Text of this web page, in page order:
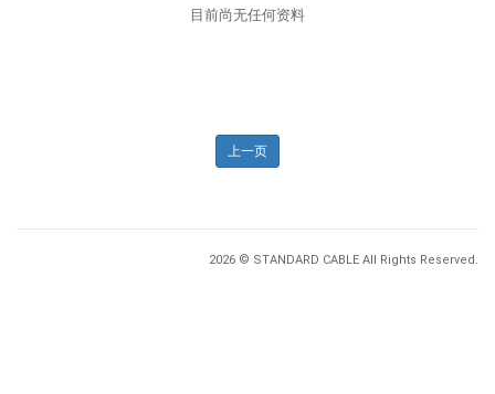
目前尚无任何资料
上一页
2026 © STANDARD CABLE All Rights Reserved.